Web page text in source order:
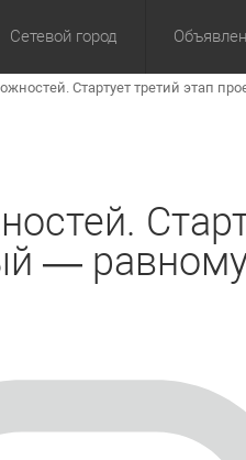
Культура
Сетевой город
Стартует третий этап
—